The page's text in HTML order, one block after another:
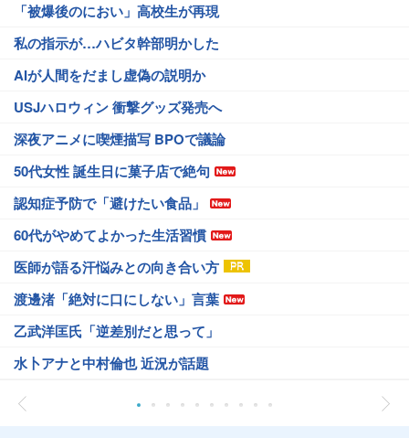
「被爆後のにおい」高校生が再現
私の指示が…ハビタ幹部明かした
AIが人間をだまし虚偽の説明か
USJハロウィン 衝撃グッズ発売へ
深夜アニメに喫煙描写 BPOで議論
50代女性 誕生日に菓子店で絶句
認知症予防で「避けたい食品」
60代がやめてよかった生活習慣
医師が語る汗悩みとの向き合い方
渡邊渚「絶対に口にしない」言葉
乙武洋匡氏「逆差別だと思って」
水卜アナと中村倫也 近況が話題